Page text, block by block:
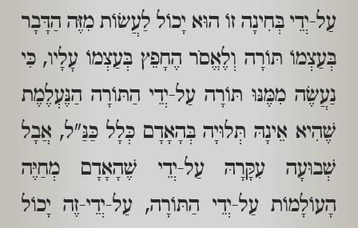
עַל-יְדֵי בְּחִינָה זוֹ הוּא יָכוֹל לַעֲשׂוֹת מִזֶּה הַדָּבָר
בְּעַצְמוֹ תּוֹרָה וְלֶאֱסֹר הֶחָפֵץ בְּעַצְמוֹ עָלָיו, כִּי
נַעֲשֶׂה מִמֶּנּוּ תּוֹרָה עַל-יְדֵי הַתּוֹרָה הַנֶּעְלֶמֶת
שֶׁהִיא אֵינָהּ תְּלוּיָה בְּהָאָדָם כְּלָל כַּנַּ"ל, אֲבָל
שְׁבוּעָה עִקָּרָהּ עַל-יְדֵי שֶׁהָאָדָם מְחַיֶּה
הָעוֹלָמוֹת עַל-יְדֵי הַתּוֹרָה, עַל-יְדֵי-זֶה יָכוֹל